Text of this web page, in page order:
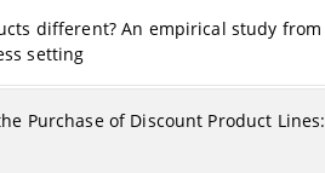
different? An empirical study from
setting
Purchase of Discount Product Lines: